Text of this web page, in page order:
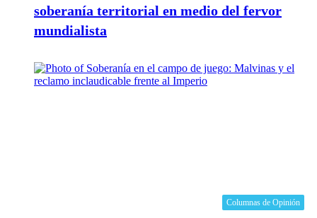
soberanía territorial en medio del fervor
mundialista
Columnas de Opinión